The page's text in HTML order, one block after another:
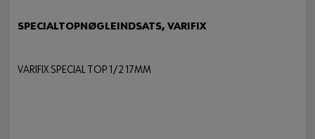
SPECIALTOPNØGLEINDSATS, VARIFIX
VARIFIX SPECIAL TOP 1/2 17MM